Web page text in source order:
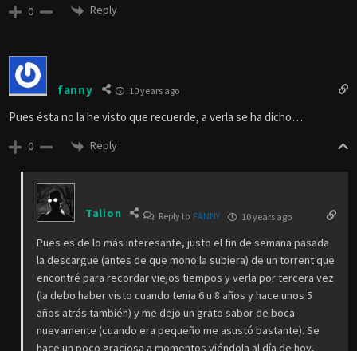
0 Reply
fanny 10 years ago
Pues ésta no la he visto que recuerde, a verla se ha dicho….
0 Reply
Talion Reply to FANNY 10 years ago
Pues es de lo más interesante, justo el fin de semana pasada
la descargue (antes de que mono la subiera) de un torrent que
encontré para recordar viejos tiempos y verla por tercera vez
(la debo haber visto cuando tenia 6 u 8 años y hace unos 5
años atrás también) y me dejo un grato sabor de boca
nuevamente (cuando era pequeño me asustó bastante). Se
hace un poco graciosa a momentos viéndola al día de hoy,